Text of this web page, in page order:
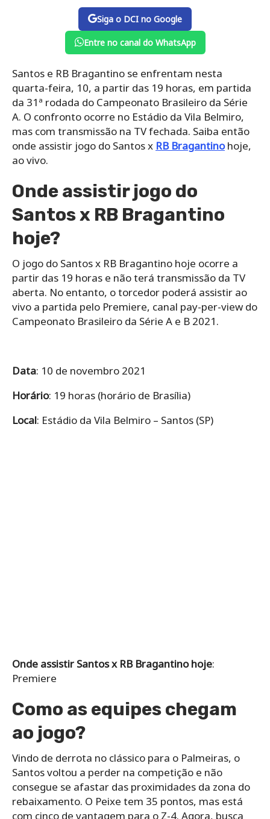
Siga o DCI no Google
Entre no canal do WhatsApp
Santos e RB Bragantino se enfrentam nesta
quarta-feira, 10, a partir das 19 horas, em partida
da 31ª rodada do Campeonato Brasileiro da Série
A. O confronto ocorre no Estádio da Vila Belmiro,
mas com transmissão na TV fechada. Saiba então
onde assistir jogo do Santos x RB Bragantinohoje,
ao vivo.
Onde assistir jogo do
Santos x RB Bragantino
hoje?
O jogo do Santos x RB Bragantino hoje ocorre a
partir das 19 horas e não terá transmissão da TV
aberta. No entanto, o torcedor poderá assistir ao
vivo a partida pelo Premiere, canal pay-per-view do
Campeonato Brasileiro da Série A e B 2021.
Data: 10 de novembro 2021
Horário: 19 horas (horário de Brasília)
Local: Estádio da Vila Belmiro – Santos (SP)
Onde assistir Santos x RB Bragantino hoje:
Premiere
Como as equipes chegam
ao jogo?
Vindo de derrota no clássico para o Palmeiras, o
Santos voltou a perder na competição e não
consegue se afastar das proximidades da zona do
rebaixamento. O Peixe tem 35 pontos, mas está
com cinco de vantagem para o Z-4. Agora, busca